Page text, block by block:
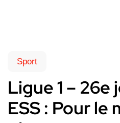
Sport
Ligue 1 – 26e
ESS : Pour le